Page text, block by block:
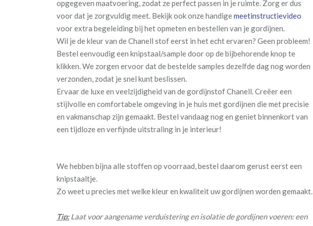
opgegeven maatvoering, zodat ze perfect passen in je ruimte. Zorg er dus
voor dat je zorgvuldig meet. Bekijk ook onze handigemeetinstructievideo
voor extra begeleiding bij het opmeten en bestellen van je gordijnen.
Wil je de kleur van de Chanell stof eerst in het echt ervaren? Geen probleem!
Bestel eenvoudig een knipstaal/sample door op de bijbehorende knop te
klikken. We zorgen ervoor dat de bestelde samples dezelfde dag nog worden
verzonden, zodat je snel kunt beslissen.
Ervaar de luxe en veelzijdigheid van de gordijnstof Chanell. Creëer een
stijlvolle en comfortabele omgeving in je huis met gordijnen die met precisie
en vakmanschap zijn gemaakt. Bestel vandaag nog en geniet binnenkort van
een tijdloze en verfijnde uitstraling in je interieur!
We hebben bijna alle stoffen op voorraad, bestel daarom gerust eerst een
knipstaaltje.
Zo weet u precies met welke kleur en kwaliteit uw gordijnen worden gemaakt.
Tip:Laat voor aangename verduistering en isolatie de gordijnen voeren: een